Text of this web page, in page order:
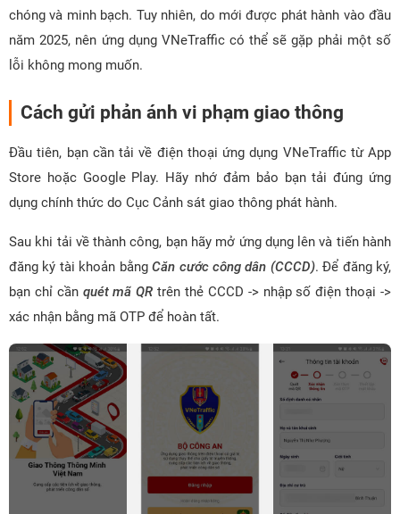
chóng và minh bạch. Tuy nhiên, do mới được phát hành vào đầu
năm 2025, nên ứng dụng VNeTraffic có thể sẽ gặp phải một số
lỗi không mong muốn.
Cách gửi phản ánh vi phạm giao thông
Đầu tiên, bạn cần tải về điện thoại ứng dụng VNeTraffic từ App
Store hoặc Google Play. Hãy nhớ đảm bảo bạn tải đúng ứng
dụng chính thức do Cục Cảnh sát giao thông phát hành.
Sau khi tải về thành công, bạn hãy mở ứng dụng lên và tiến hành
đăng ký tài khoản bằngCăn cước công dân (CCCD). Để đăng ký,
bạn chỉ cần quét mã QR trên thẻ CCCD -> nhập số điện thoại ->
xác nhận bằng mã OTP để hoàn tất.